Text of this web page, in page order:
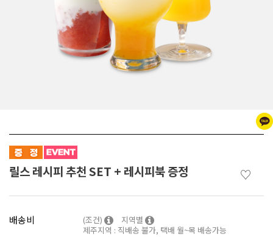
릴스 레시피 추천 SET + 레시피북 증정 ♡
배송비 (조건)
지역별
제주지역 : 직배송 불가, 택배 월~목 배송가능